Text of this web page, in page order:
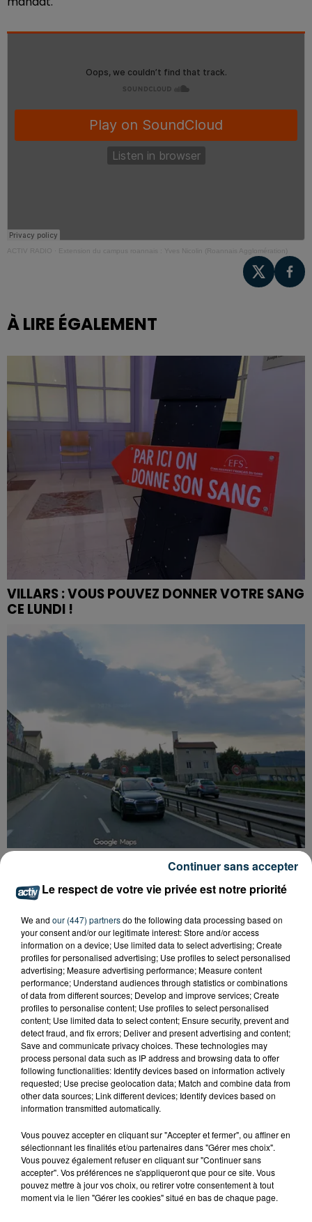
ACTIV RADIO Extension du campus roannais : Yves Nicolin (Roannais Agglomération)
À LIRE ÉGALEMENT
VILLARS : VOUS POUVEZ DONNER VOTRE SANG
CE LUNDI !
RN88 : ENTRE SAINT-ETIENNE ET FIRMINY,
APRÈS UN CASSE EN HAUTE-LOIRE, LES
VOLEURS ARRÊTÉS À...
Le respect de votre vie privée est notre priorité
We and our (447) partnersdo the following data processing based on
your consent and/or our legitimate interest: Store and/or access
information on a device; Use limited data to select advertising; Create
profiles for personalised advertising; Use profiles to select personalised
advertising; Measure advertising performance; Measure content
performance; Understand audiences through statistics or combinations
of data from different sources; Develop and improve services; Create
profiles to personalise content; Use profiles to select personalised
content; Use limited data to select content; Ensure security, prevent and
detect fraud, and fix errors; Deliver and present advertising and content;
Save and communicate privacy choices. These technologies may
process personal data such as IP address and browsing data to offer
following functionalities: Identify devices based on information actively
requested; Use precise geolocation data; Match and combine data from
other data sources; Link different devices; Identify devices based on
information transmitted automatically.
Vous pouvez accepter en cliquant sur "Accepter et fermer", ou affiner en
sélectionnant les finalités et/ou partenaires dans "Gérer mes choix".
Vous pouvez également refuser en cliquant sur "Continuer sans
accepter". Vos préférences ne s'appliqueront que pour ce site. Vous
pouvez mettre à jour vos choix, ou retirer votre consentement à tout
moment via le lien "Gérer les cookies" situé en bas de chaque page.
Continuer sans accepter